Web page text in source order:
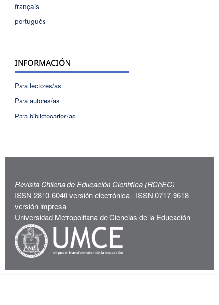
français
português
INFORMACIÓN
Para lectores/as
Para autores/as
Para bibliotecarios/as
Revista Chilena de Educación Científica (RChEC)
ISSN 2810-6040 versión electrónica - ISSN 0717-9618
versión impresa
Universidad Metropolitana de Ciencias de la Educación